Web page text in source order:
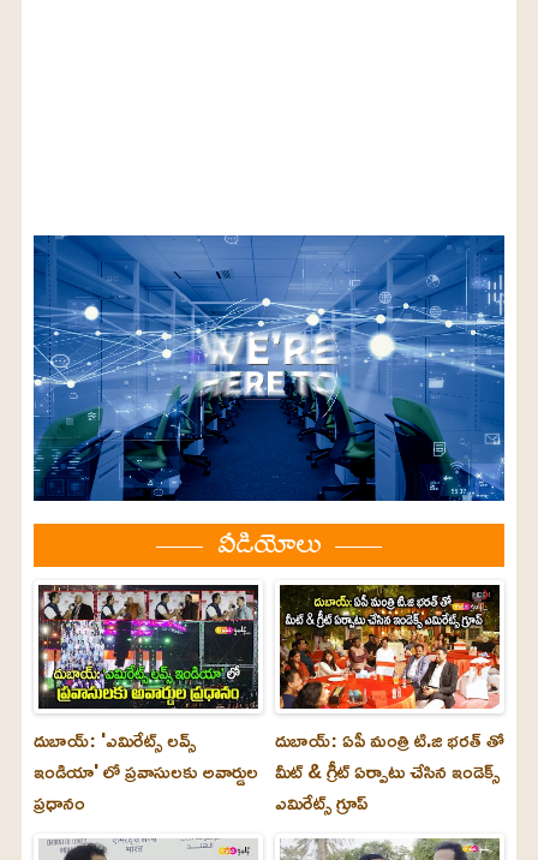
వీడియోలు
దుబాయ్: 'ఎమిరేట్స్ లవ్స్
ఇండియా' లో ప్రవాసులకు అవార్డుల
ప్రధానం
దుబాయ్: ఏపీ మంత్రి టి.జి భరత్ తో
మీట్ & గ్రీట్ ఏర్పాటు చేసిన ఇండెక్స్
ఎమిరేట్స్ గ్రూప్